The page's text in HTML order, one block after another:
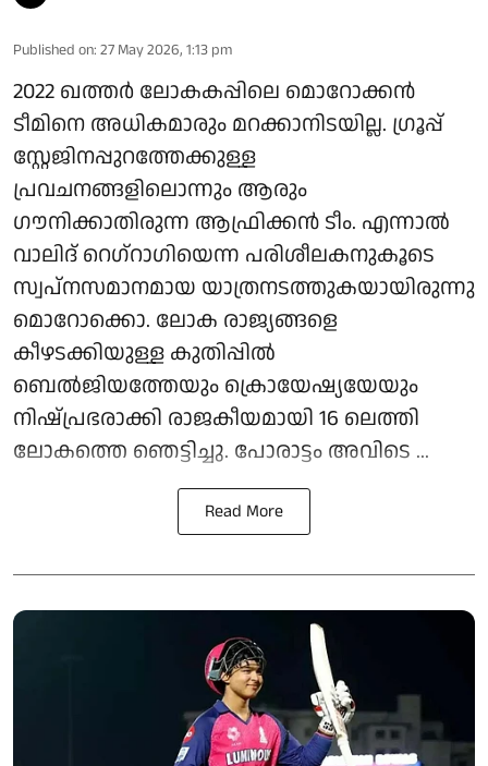
Published on: 27 May 2026, 1:13 pm
2022 ഖത്തർ ലോകകപ്പിലെ മൊറോക്കൻ
ടീമിനെ അധികമാരും മറക്കാനിടയില്ല. ​ഗ്രൂപ്പ്
സ്റ്റേജിനപ്പുറത്തേക്കുള്ള
പ്രവചനങ്ങളിലൊന്നും ആരും ​
ഗൗനിക്കാതിരുന്ന ആഫ്രിക്കൻ ടീം. എന്നാൽ
വാലിദ് റെ​ഗ്റാ​ഗിയെന്ന പരിശീലകനുകൂടെ
സ്വപ്നസമാനമായ യാത്രനടത്തുകയായിരുന്നു
മൊറോക്കൊ. ലോക രാജ്യങ്ങളെ
കീഴടക്കിയുള്ള കുതിപ്പിൽ
ബെൽജിയത്തേയും ക്രൊയേഷ്യയേയും
നിഷ്പ്രഭരാക്കി രാജകീയമായി ​16 ലെത്തി
ലോകത്തെ ഞെട്ടിച്ചു. പോരാട്ടം അവിടെ ...
Read More